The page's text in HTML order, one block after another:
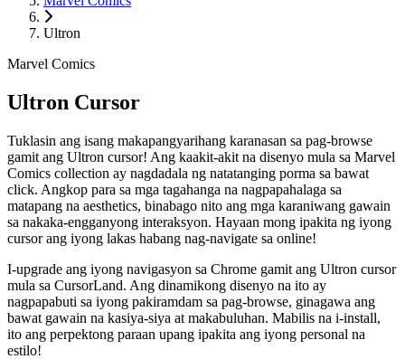
Ultron
Marvel Comics
Ultron Cursor
Tuklasin ang isang makapangyarihang karanasan sa pag-browse
gamit ang Ultron cursor! Ang kaakit-akit na disenyo mula sa Marvel
Comics collection ay nagdadala ng natatanging porma sa bawat
click. Angkop para sa mga tagahanga na nagpapahalaga sa
matapang na aesthetics, binabago nito ang mga karaniwang gawain
sa nakaka-engganyong interaksyon. Hayaan mong ipakita ng iyong
cursor ang iyong lakas habang nag-navigate sa online!
I-upgrade ang iyong navigasyon sa Chrome gamit ang Ultron cursor
mula sa CursorLand. Ang dinamikong disenyo na ito ay
nagpapabuti sa iyong pakiramdam sa pag-browse, ginagawa ang
bawat gawain na kasiya-siya at makabuluhan. Mabilis na i-install,
ito ang perpektong paraan upang ipakita ang iyong personal na
estilo!